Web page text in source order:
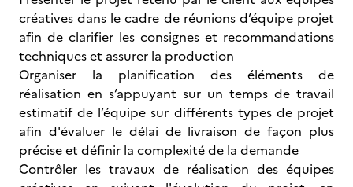
créatives dans le cadre de réunions d’équipe projet
afin de clarifier les consignes et recommandations
techniques et assurer la production
Organiser la planification des éléments de
réalisation en s’appuyant sur un temps de travail
estimatif de l’équipe sur différents types de projet
afin d'évaluer le délai de livraison de façon plus
précise et définir la complexité de la demande
Contrôler les travaux de réalisation des équipes